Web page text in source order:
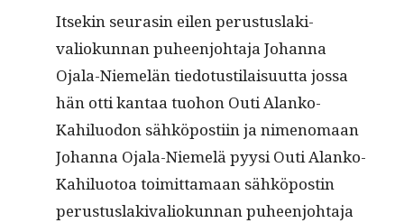
Itsekin seurasin eilen perus­tus­laki­
valiokun­nan puheen­jo­hta­ja Johan­na
Ojala-Niemelän tiedo­tusti­laisu­ut­ta jos­sa
hän otti kan­taa tuo­hon Outi Alanko-
Kahilu­odon sähkö­posti­in ja nimeno­maan
Johan­na Ojala-Niemelä pyysi Outi Alanko-
Kahilu­o­toa toimit­ta­maan sähkö­postin
perus­tus­laki­valiokun­nan puheen­jo­hta­ja